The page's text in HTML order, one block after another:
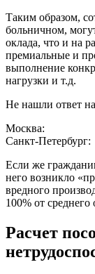
Таким образом,
больничном,
оклада, что и на
премиальные и
выполнение
нагрузки и т.д.
Не нашли ответ
Москва:
Санкт-Петербург:
Если же
него возникло
вредного
100% от среднего
Расчет